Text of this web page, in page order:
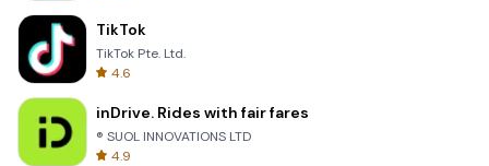
TikTok
TikTok Pte. Ltd.
4.6
inDrive. Rides with fair fares
® SUOL INNOVATIONS LTD
4.9